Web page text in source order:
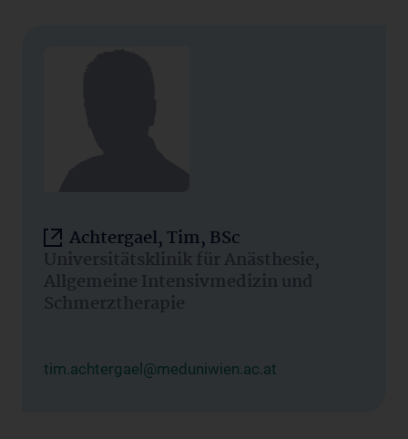
Achtergael, Tim, BSc
Universitätsklinik für Anästhesie,
Allgemeine Intensivmedizin und
Schmerztherapie
tim.achtergael@meduniwien.ac.at